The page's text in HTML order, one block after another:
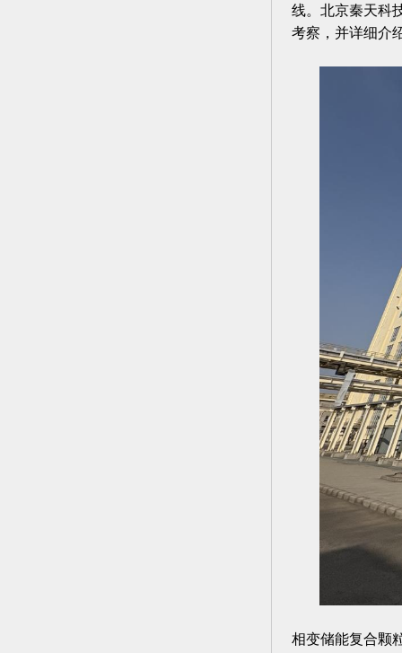
线。北京秦天科
考察，并详细介
相变储能复合颗